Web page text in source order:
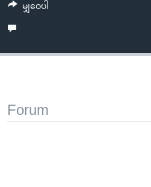
မျှဝေပါ
Forum